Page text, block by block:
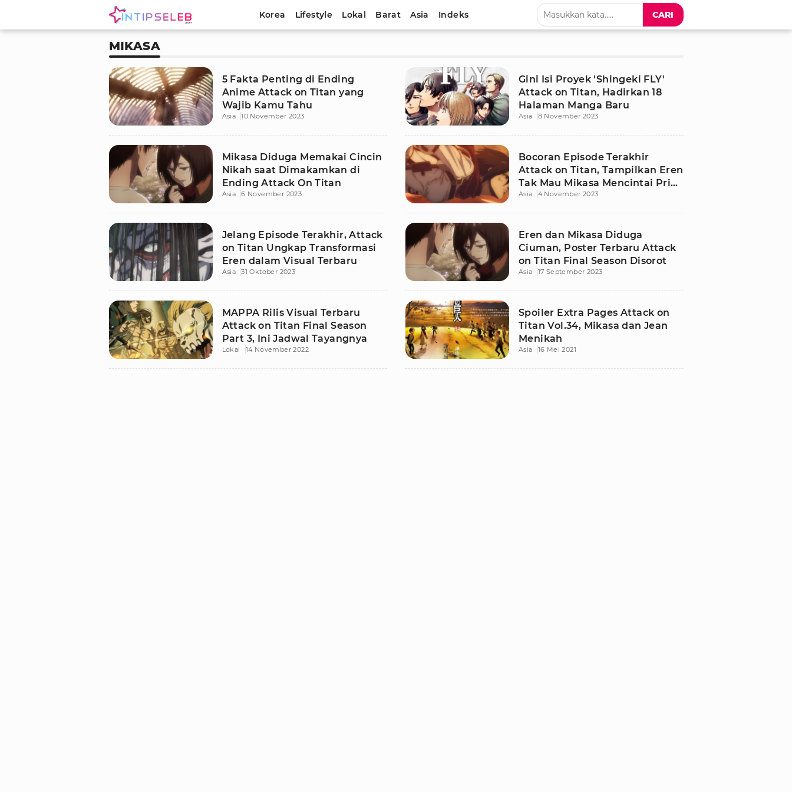
Korea Lifestyle Lokal Barat Asia Indeks CARI
MIKASA
5 Fakta Penting di Ending
Anime Attack on Titan yang
Wajib Kamu Tahu
Asia 10 November 2023
Gini Isi Proyek 'Shingeki FLY'
Attack on Titan, Hadirkan 18
Halaman Manga Baru
Asia 8 November 2023
Mikasa Diduga Memakai Cincin
Nikah saat Dimakamkan di
Ending Attack On Titan
Asia 6 November 2023
Bocoran Episode Terakhir
Attack on Titan, Tampilkan Eren
Tak Mau Mikasa Mencintai Pria
Lain
Asia 4 November 2023
Jelang Episode Terakhir, Attack
on Titan Ungkap Transformasi
Eren dalam Visual Terbaru
Asia 31 Oktober 2023
Eren dan Mikasa Diduga
Ciuman, Poster Terbaru Attack
on Titan Final Season Disorot
Asia 17 September 2023
MAPPA Rilis Visual Terbaru
Attack on Titan Final Season
Part 3, Ini Jadwal Tayangnya
Lokal 14 November 2022
Spoiler Extra Pages Attack on
Titan Vol.34, Mikasa dan Jean
Menikah
Asia 16 Mei 2021